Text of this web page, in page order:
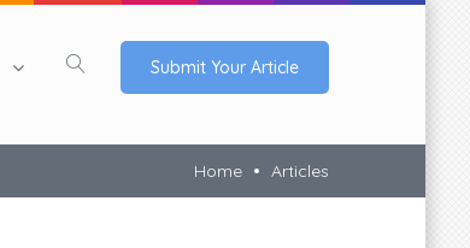
Submit Your Article
Home Articles